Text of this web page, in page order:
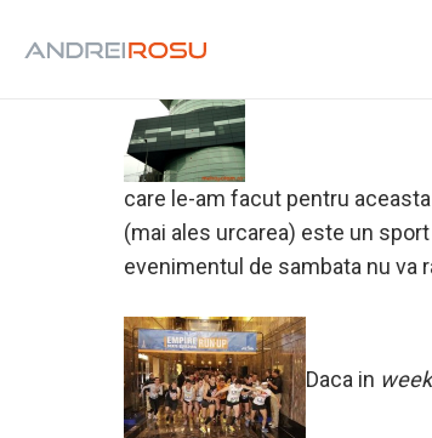
care le-am facut pentru
(mai ales urcarea) este un
evenimentul de sambata nu va
Daca in